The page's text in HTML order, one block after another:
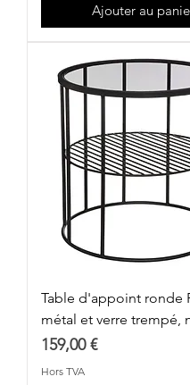
Ajouter au
Table d'appoint ronde
métal et verre trempé,
Prix
159,00 €
Hors TVA